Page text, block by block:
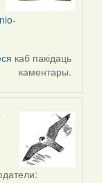
каб пакідаць
каментары.